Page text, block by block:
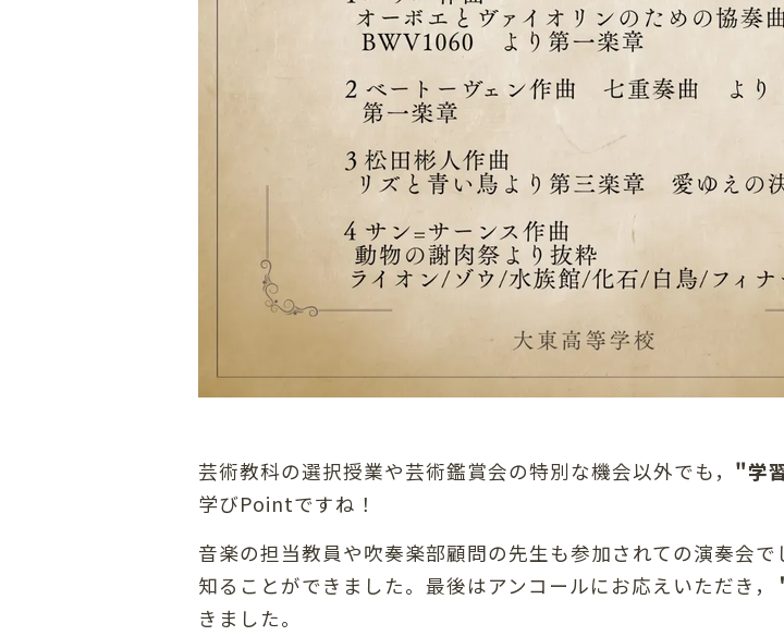
芸術教科の選択授業や芸術鑑賞会の特別な機会以外でも， "学
学びPointですね！
音楽の担当教員や吹奏楽部顧問の先生も参加されての演奏会で
知ることができました。最後はアンコールにお応えいただき，
きました。